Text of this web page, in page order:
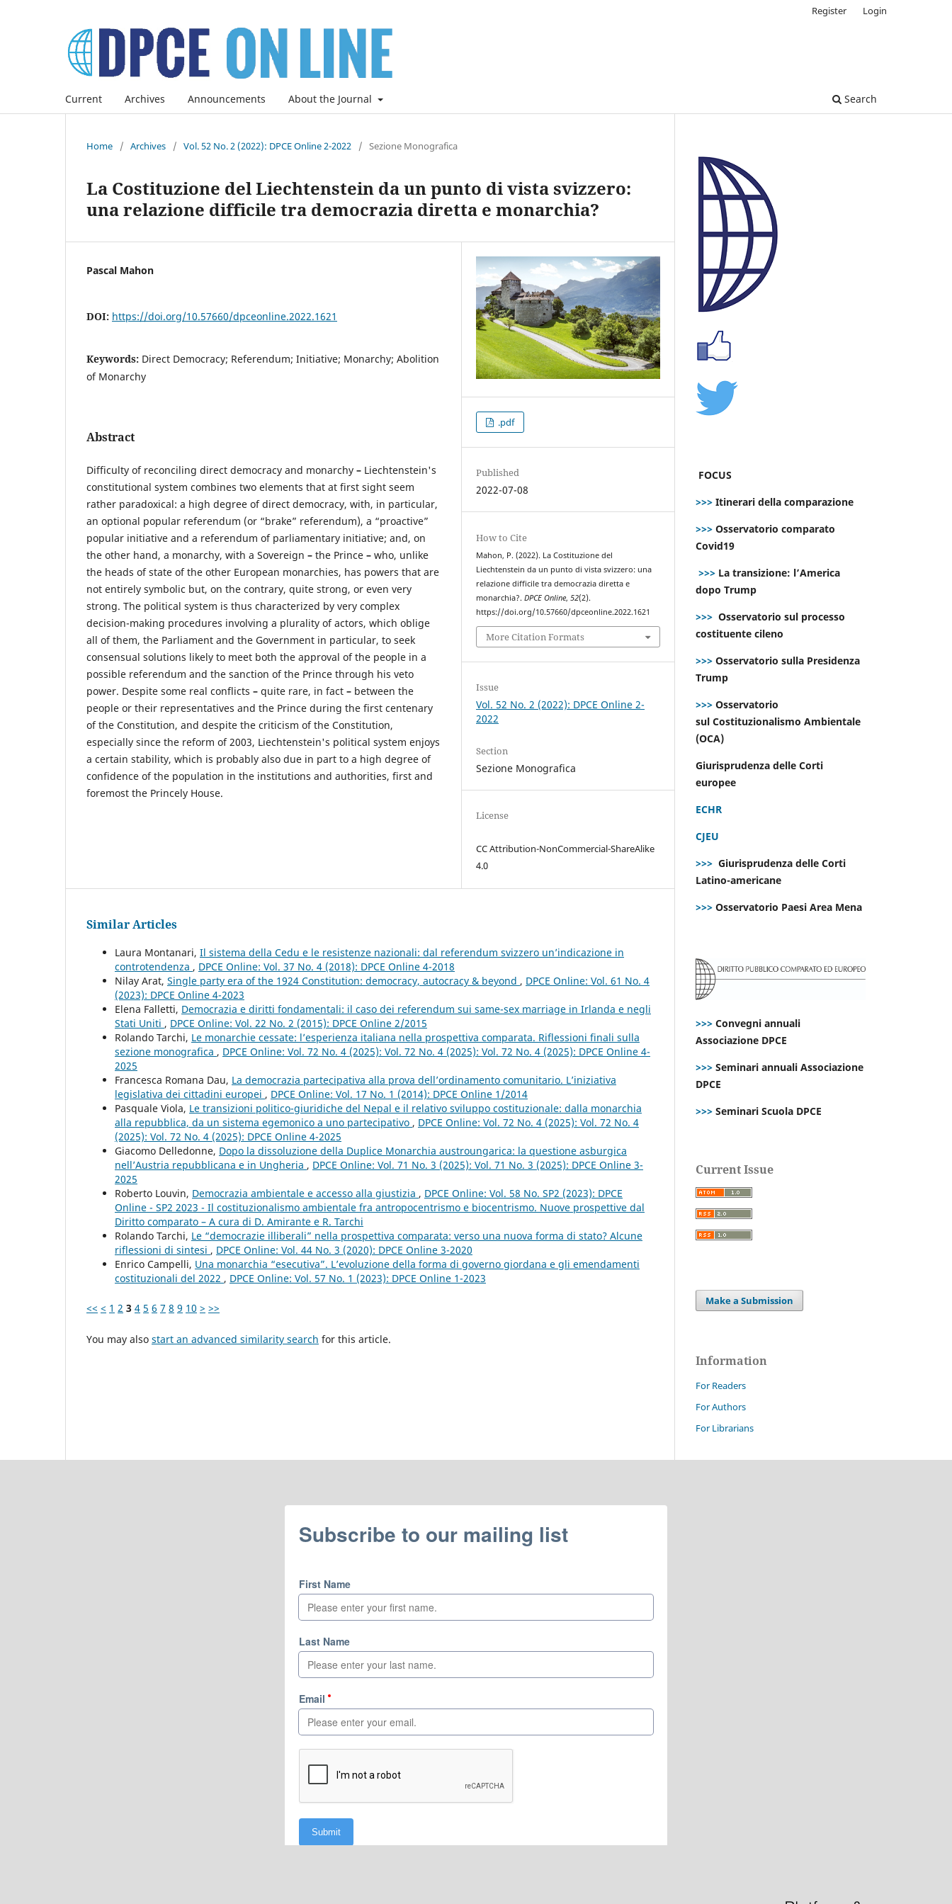
Current Archives Announcements About the Journal Search
Register Login
Home / Archives / Vol. 52 No. 2 (2022): DPCE Online 2-2022 / Sezione Monografica
La Costituzione del Liechtenstein da un punto di vista svizzero:
una relazione difficile tra democrazia diretta e monarchia?
Pascal Mahon
DOI: https://doi.org/10.57660/dpceonline.2022.1621
Keywords: Direct Democracy; Referendum; Initiative; Monarchy; Abolition
of Monarchy
Abstract
Difficulty of reconciling direct democracy and monarchy – Liechtenstein's
constitutional system combines two elements that at first sight seem
rather paradoxical: a high degree of direct democracy, with, in particular,
an optional popular referendum (or “brake” referendum), a “proactive”
popular initiative and a referendum of parliamentary initiative; and, on
the other hand, a monarchy, with a Sovereign – the Prince – who, unlike
the heads of state of the other European monarchies, has powers that are
not entirely symbolic but, on the contrary, quite strong, or even very
strong. The political system is thus characterized by very complex
decision-making procedures involving a plurality of actors, which oblige
all of them, the Parliament and the Government in particular, to seek
consensual solutions likely to meet both the approval of the people in a
possible referendum and the sanction of the Prince through his veto
power. Despite some real conflicts – quite rare, in fact – between the
people or their representatives and the Prince during the first centenary
of the Constitution, and despite the criticism of the Constitution,
especially since the reform of 2003, Liechtenstein's political system enjoys
a certain stability, which is probably also due in part to a high degree of
confidence of the population in the institutions and authorities, first and
foremost the Princely House.
.pdf
Published
2022-07-08
How to Cite
Mahon, P. (2022). La Costituzione del
Liechtenstein da un punto di vista svizzero: una
relazione difficile tra democrazia diretta e
monarchia?.DPCE Online,52(2).
https://doi.org/10.57660/dpceonline.2022.1621
More Citation Formats
Issue
Vol. 52 No. 2 (2022): DPCE Online 2-
2022
Section
Sezione Monografica
License
CC Attribution-NonCommercial-ShareAlike
4.0
Similar Articles
Laura Montanari, Il sistema della Cedu e le resistenze nazionali: dal referendum svizzero un’indicazione in
controtendenza , DPCE Online: Vol. 37 No. 4 (2018): DPCE Online 4-2018
Nilay Arat, Single party era of the 1924 Constitution: democracy, autocracy & beyond , DPCE Online: Vol. 61 No. 4
(2023): DPCE Online 4-2023
Elena Falletti, Democrazia e diritti fondamentali: il caso dei referendum sui same-sex marriage in Irlanda e negli
Stati Uniti , DPCE Online: Vol. 22 No. 2 (2015): DPCE Online 2/2015
Rolando Tarchi, Le monarchie cessate: l’esperienza italiana nella prospettiva comparata. Riflessioni finali sulla
sezione monografica , DPCE Online: Vol. 72 No. 4 (2025): Vol. 72 No. 4 (2025): Vol. 72 No. 4 (2025): DPCE Online 4-
2025
Francesca Romana Dau, La democrazia partecipativa alla prova dell’ordinamento comunitario. L’iniziativa
legislativa dei cittadini europei , DPCE Online: Vol. 17 No. 1 (2014): DPCE Online 1/2014
Pasquale Viola, Le transizioni politico-giuridiche del Nepal e il relativo sviluppo costituzionale: dalla monarchia
alla repubblica, da un sistema egemonico a uno partecipativo , DPCE Online: Vol. 72 No. 4 (2025): Vol. 72 No. 4
(2025): Vol. 72 No. 4 (2025): DPCE Online 4-2025
Giacomo Delledonne, Dopo la dissoluzione della Duplice Monarchia austroungarica: la questione asburgica
nell’Austria repubblicana e in Ungheria , DPCE Online: Vol. 71 No. 3 (2025): Vol. 71 No. 3 (2025): DPCE Online 3-
2025
Roberto Louvin, Democrazia ambientale e accesso alla giustizia , DPCE Online: Vol. 58 No. SP2 (2023): DPCE
Online - SP2 2023 - Il costituzionalismo ambientale fra antropocentrismo e biocentrismo. Nuove prospettive dal
Diritto comparato – A cura di D. Amirante e R. Tarchi
Rolando Tarchi, Le “democrazie illiberali” nella prospettiva comparata: verso una nuova forma di stato? Alcune
riflessioni di sintesi , DPCE Online: Vol. 44 No. 3 (2020): DPCE Online 3-2020
Enrico Campelli, Una monarchia “esecutiva”. L’evoluzione della forma di governo giordana e gli emendamenti
costituzionali del 2022 , DPCE Online: Vol. 57 No. 1 (2023): DPCE Online 1-2023
<< < 1 2 3 4 5 6 7 8 9 10 > >>
You may also start an advanced similarity search for this article.
FOCUS
>>> Itinerari della comparazione
>>> Osservatorio comparato
Covid19
>>> La transizione: l’America
dopo Trump
>>> Osservatorio sul processo
costituente cileno
>>> Osservatorio sulla Presidenza
Trump
>>> Osservatorio
sul Costituzionalismo Ambientale
(OCA)
Giurisprudenza delle Corti
europee
ECHR
CJEU
>>> Giurisprudenza delle Corti
Latino-americane
>>> Osservatorio Paesi Area Mena
>>> Convegni annuali
Associazione DPCE
>>> Seminari annuali Associazione
DPCE
>>> Seminari Scuola DPCE
Current Issue
Make a Submission
Information
For Readers
For Authors
For Librarians